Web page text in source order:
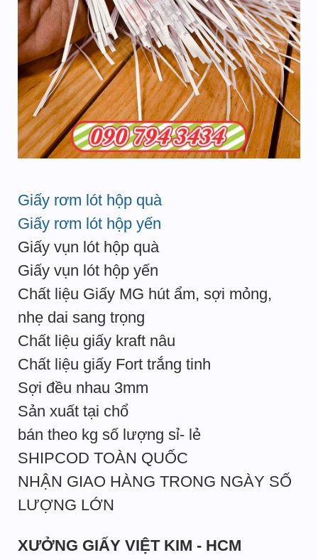
Giấy rơm lót hộp quà
Giấy rơm lót hộp yến
Giấy vụn lót hộp quà
Giấy vụn lót hộp yến
Chất liệu Giấy MG hút ẩm, sợi mỏng,
nhẹ dai sang trọng
Chất liệu giấy kraft nâu
Chất liệu giấy Fort trắng tinh
Sợi đều nhau 3mm
Sản xuất tại chổ
bán theo kg số lượng sỉ- lẻ
SHIPCOD TOÀN QUỐC
NHẬN GIAO HÀNG TRONG NGÀY SỐ
LƯỢNG LỚN
XƯỞNG GIẤY VIỆT KIM - HCM